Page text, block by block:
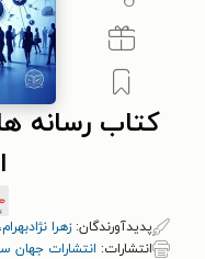
کتاب رسانه
پدیدآورندگان: زهرا نژادبهرام،
انتشارات: انتشارات جهان